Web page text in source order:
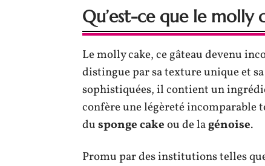
Qu’est-ce que le molly
Le molly cake, ce gâteau devenu
distingue par sa texture unique et
sophistiquées, il contient un
confère une légèreté incomparable
dusponge cakeou de lagénoise.
Promu par des institutions telles